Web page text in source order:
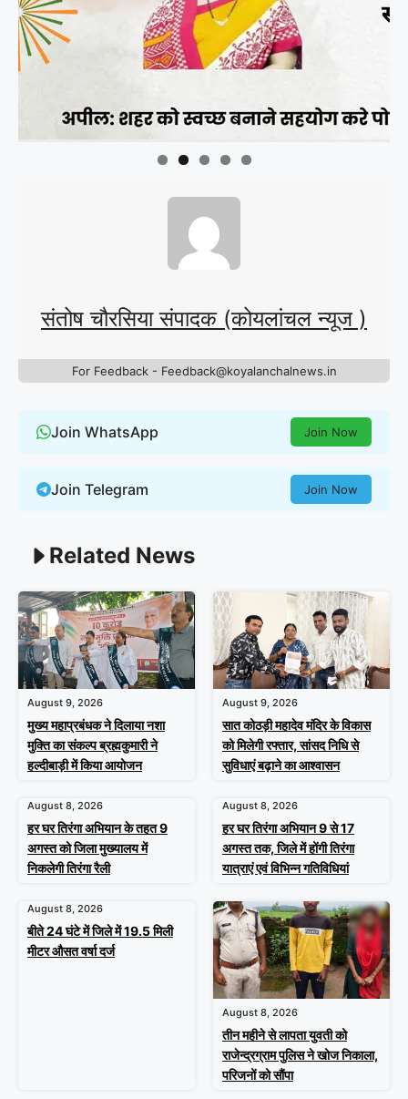
संतोष चौरसिया संपादक (कोयलांचल न्यूज )
For Feedback - Feedback@koyalanchalnews.in
Join WhatsApp Join Now
Join Telegram Join Now
Related News
August 9, 2026
मुख्य महाप्रबंधक ने दिलाया नशा
मुक्ति का संकल्प ब्रह्मकुमारी ने
हल्दीबाड़ी में किया आयोजन
August 9, 2026
सात कोठड़ी महादेव मंदिर के विकास
को मिलेगी रफ्तार, सांसद निधि से
सुविधाएं बढ़ाने का आश्वासन
August 8, 2026
हर घर तिरंगा अभियान के तहत 9
अगस्त को जिला मुख्यालय में
निकलेगी तिरंगा रैली
August 8, 2026
हर घर तिरंगा अभियान 9 से 17
अगस्त तक, जिले में होंगी तिरंगा
यात्राएं एवं विभिन्न गतिविधियां
August 8, 2026
बीते 24 घंटे में जिले में 19.5 मिली
मीटर औसत वर्षा दर्ज
August 8, 2026
तीन महीने से लापता युवती को
राजेन्द्रग्राम पुलिस ने खोज निकाला,
परिजनों को सौंपा